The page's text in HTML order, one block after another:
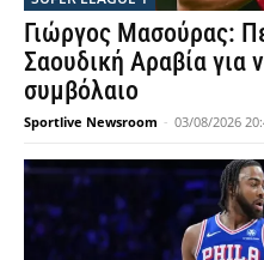
Γιώργος Μασούρας:
Σαουδική Αραβία για
συμβόλαιο
Sportlive Newsroom - 03/08/2026